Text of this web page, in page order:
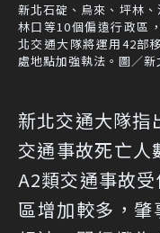
新北石碇、烏來、坪林
林口等10個偏遠行政區
北交通大隊將運用42部
處地點加強執法。圖／新
新北交通大隊指
交通事故死亡人
A2類交通事故
區增加較多，肇